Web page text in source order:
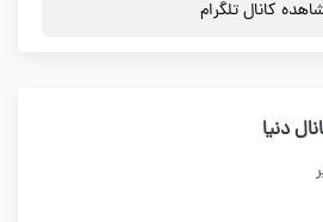
کانال تلگرام
دنیا